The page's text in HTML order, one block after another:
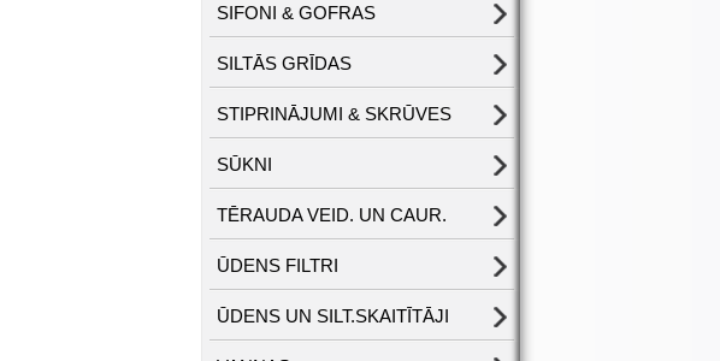
SIFONI & GOFRAS
SILTĀS GRĪDAS
STIPRINĀJUMI & SKRŪVES
SŪKNI
TĒRAUDA VEID. UN CAUR.
ŪDENS FILTRI
ŪDENS UN SILT.SKAITĪTĀJI